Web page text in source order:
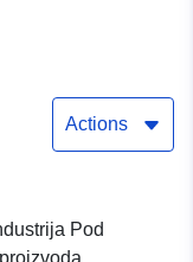
Actions
Pod